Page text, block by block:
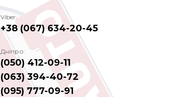
Viber:
+38 (067) 634-20-45
Дніпро:
(050) 412-09-11
(063) 394-40-72
(095) 777-09-91